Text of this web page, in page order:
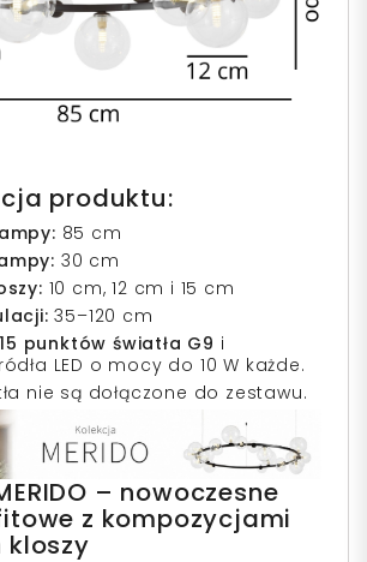
produktu:
85 cm
30 cm
10 cm, 12 cm i 15 cm
35–120 cm
15 punktów światła G9 i
LED o mocy do 10 W każde.
nie są dołączone do zestawu.
– nowoczesne
z kompozycjami
kloszy